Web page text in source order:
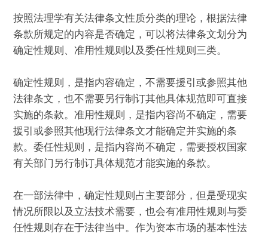
按照法理学有关法律条文性质分类的理论，根据法律
条款所规定的内容是否确定，可以将法律条文划分为
确定性规则、准用性规则以及委任性规则三类。
确定性规则，是指内容确定，不需要援引或参照其他
法律条文，也不需要另行制订其他具体规范即可直接
实施的条款。准用性规则，是指内容尚不确定，需要
援引或参照其他现行法律条文才能确定并实施的条
款。委任性规则，是指内容尚不确定，需要授权国家
有关部门另行制订具体规范才能实施的条款。
在一部法律中，确定性规则占主要部分，但是受现实
情况所限以及立法技术需要，也会有准用性规则与委
任性规则存在于法律当中。作为资本市场的基本性法